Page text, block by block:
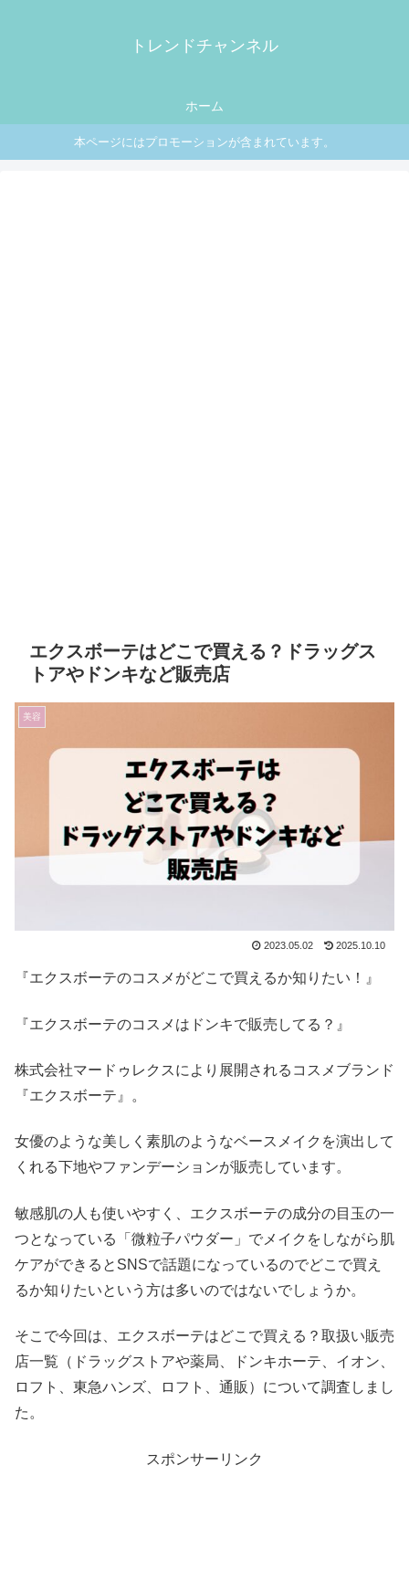
トレンドチャンネル
ホーム
本ページにはプロモーションが含まれています。
エクスボーテはどこで買える？ドラッグス
トアやドンキなど販売店
美容
2023.05.02 2025.10.10
『エクスボーテのコスメがどこで買えるか知りたい！』
『エクスボーテのコスメはドンキで販売してる？』
株式会社マードゥレクスにより展開されるコスメブランド
『エクスボーテ』。
女優のような美しく素肌のようなベースメイクを演出して
くれる下地やファンデーションが販売しています。
敏感肌の人も使いやすく、エクスボーテの成分の目玉の一
つとなっている「微粒子パウダー」でメイクをしながら肌
ケアができるとSNSで話題になっているのでどこで買え
るか知りたいという方は多いのではないでしょうか。
そこで今回は、エクスボーテはどこで買える？取扱い販売
店一覧（ドラッグストアや薬局、ドンキホーテ、イオン、
ロフト、東急ハンズ、ロフト、通販）について調査しまし
た。
スポンサーリンク